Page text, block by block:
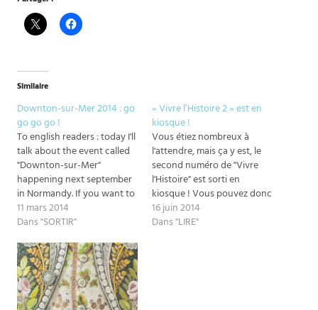
Similaire
Downton-sur-Mer 2014 : go
go go go !
To english readers : today I'll
talk about the event called
"Downton-sur-Mer"
happening next september
in Normandy. If you want to
participate and do not
speak french you can send
informations in english (but
if you read french, all
informations are below). ***
Et…
11 mars 2014
Dans "SORTIR"
« Vivre l’Histoire 2 » est en
kiosque !
Vous étiez nombreux à
l'attendre, mais ça y est, le
second numéro de "Vivre
l'Histoire" est sorti en
kiosque ! Vous pouvez donc
l'acheter chez tout bon
buraliste ou directement sur
16 juin 2014
Dans "LIRE"